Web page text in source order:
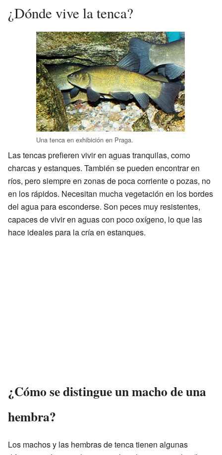
¿Dónde vive la tenca?
Una tenca en exhibición en Praga.
Las tencas prefieren vivir en aguas tranquilas, como
charcas y estanques. También se pueden encontrar en
ríos, pero siempre en zonas de poca corriente o pozas, no
en los rápidos. Necesitan mucha vegetación en los bordes
del agua para esconderse. Son peces muy resistentes,
capaces de vivir en aguas con poco oxígeno, lo que las
hace ideales para la cría en estanques.
¿Cómo se distingue un macho de una
hembra?
Los machos y las hembras de tenca tienen algunas